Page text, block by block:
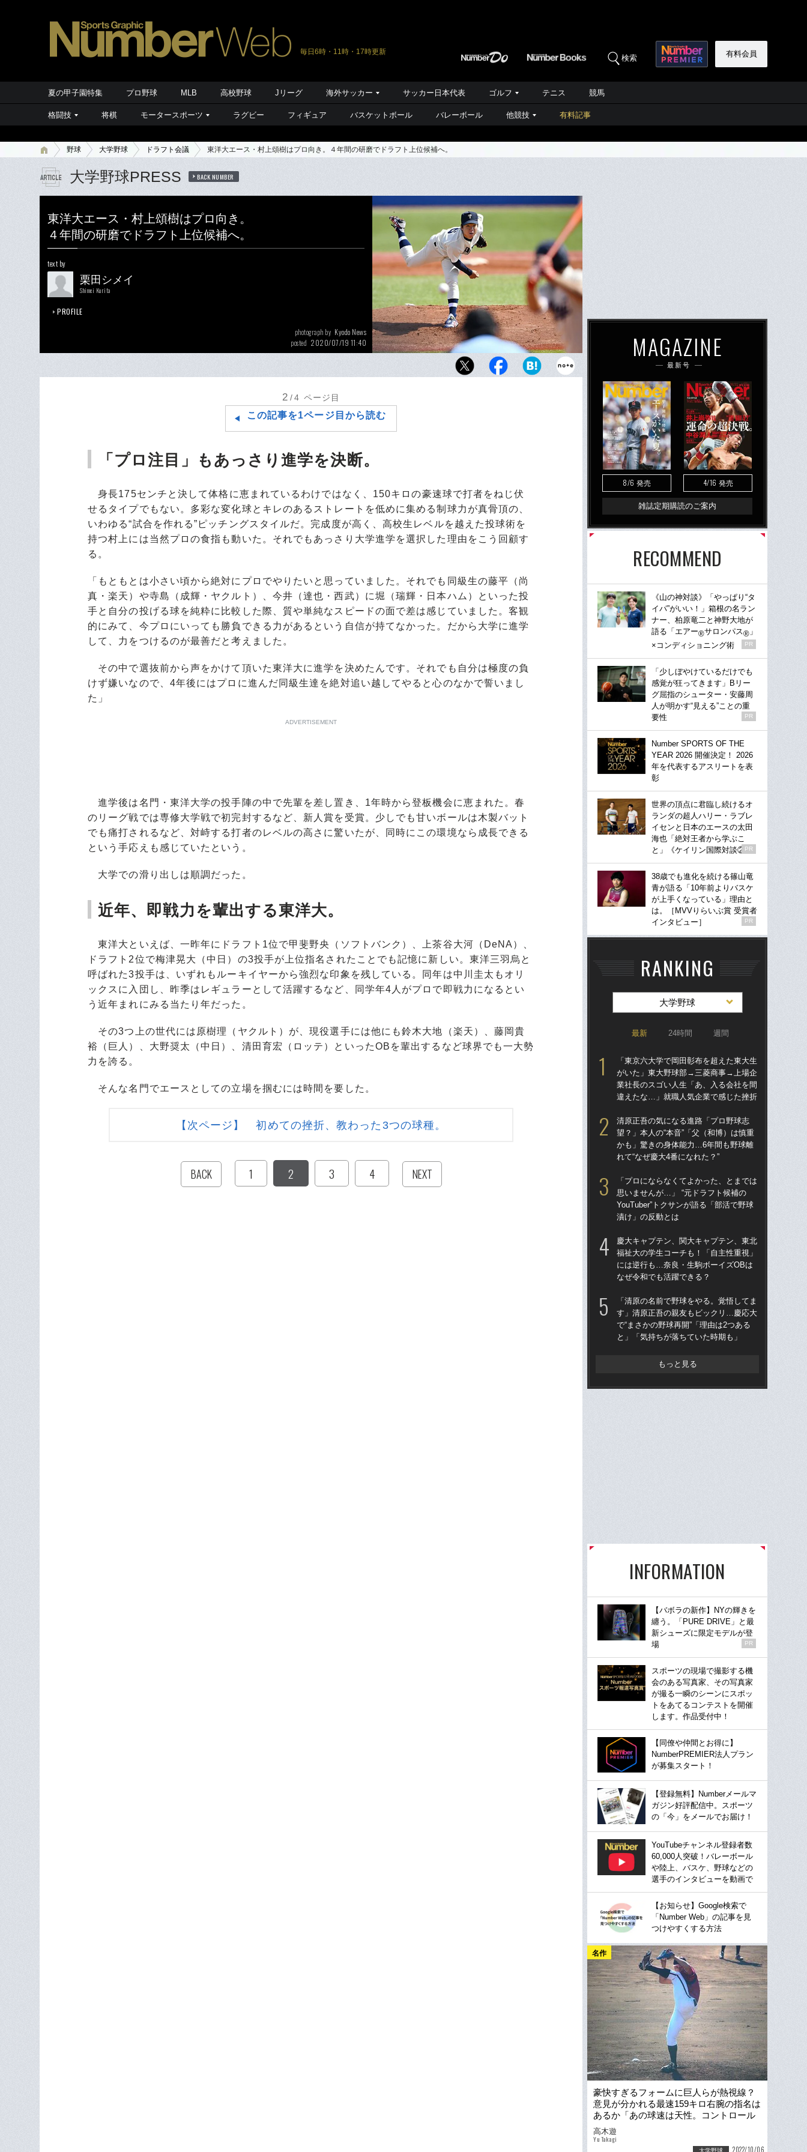
毎日6時・11時・17時更新
検索 有料会員
夏の甲子園特集 プロ野球 MLB 高校野球 Jリーグ 海外サッカー サッカー日本代表 ゴルフ テニス 競馬
格闘技 将棋 モータースポーツ ラグビー フィギュア バスケットボール バレーボール 他競技 有料記事
野球 大学野球 ドラフト会議 東洋大エース・村上頌樹はプロ向き。４年間の研磨でドラフト上位候補へ。
大学野球PRESS BACK NUMBER
東洋大エース・村上頌樹はプロ向き。
４年間の研磨でドラフト上位候補へ。
text by
栗田シメイ
Shimei Kurita
PROFILE
photograph by Kyodo News
posted 2020/07/19 11:40
2016年センバツを制した実績を持つ東洋大・村上頌樹。高
2 /4 ページ目
この記事を1ページ目から読む
「プロ注目」もあっさり進学を決断。
身長175センチと決して体格に恵まれているわけではなく、150キロの豪速球で打者をねじ伏
せるタイプでもない。多彩な変化球とキレのあるストレートを低めに集める制球力が真骨頂の、
いわゆる“試合を作れる”ピッチングスタイルだ。完成度が高く、高校生レベルを越えた投球術を
持つ村上には当然プロの食指も動いた。それでもあっさり大学進学を選択した理由をこう回顧す
る。
「もともとは小さい頃から絶対にプロでやりたいと思っていました。それでも同級生の藤平（尚
真・楽天）や寺島（成輝・ヤクルト）、今井（達也・西武）に堀（瑞輝・日本ハム）といった投
手と自分の投げる球を純粋に比較した際、質や単純なスピードの面で差は感じていました。客観
的にみて、今プロにいっても勝負できる力があるという自信が持てなかった。だから大学に進学
して、力をつけるのが最善だと考えました。
その中で選抜前から声をかけて頂いた東洋大に進学を決めたんです。それでも自分は極度の負
けず嫌いなので、4年後にはプロに進んだ同級生達を絶対追い越してやると心のなかで誓いまし
た」
ADVERTISEMENT
進学後は名門・東洋大学の投手陣の中で先輩を差し置き、1年時から登板機会に恵まれた。春
のリーグ戦では専修大学戦で初完封するなど、新人賞を受賞。少しでも甘いボールは木製バット
でも痛打されるなど、対峙する打者のレベルの高さに驚いたが、同時にこの環境なら成長できる
という手応えも感じていたという。
大学での滑り出しは順調だった。
近年、即戦力を輩出する東洋大。
東洋大といえば、一昨年にドラフト1位で甲斐野央（ソフトバンク）、上茶谷大河（DeNA）、
ドラフト2位で梅津晃大（中日）の3投手が上位指名されたことでも記憶に新しい。東洋三羽烏と
呼ばれた3投手は、いずれもルーキイヤーから強烈な印象を残している。同年は中川圭太もオリ
ックスに入団し、昨季はレギュラーとして活躍するなど、同学年4人がプロで即戦力になるとい
う近年まれにみる当たり年だった。
その3つ上の世代には原樹理（ヤクルト）が、現役選手には他にも鈴木大地（楽天）、藤岡貴
裕（巨人）、大野奨太（中日）、清田育宏（ロッテ）といったOBを輩出するなど球界でも一大勢
力を誇る。
そんな名門でエースとしての立場を掴むには時間を要した。
【次ページ】 初めての挫折、教わった3つの球種。
BACK 1 2 3 4 NEXT
MAGAZINE
最新号
8/6 発売 4/16 発売
雑誌定期購読のご案内
RECOMMEND
《山の神対談》「やっぱり“タ
イパ”がいい！」箱根の名ラン
ナー、柏原竜二と神野大地が
語る「エアー®サロンパス® 」
×コンディショニング術
PR
「少しぼやけているだけでも
感覚が狂ってきます」Bリー
グ屈指のシューター・安藤周
人が明かす“見える”ことの重
要性
PR
Number SPORTS OF THE
YEAR 2026 開催決定！ 2026
年を代表するアスリートを表
彰
世界の頂点に君臨し続けるオ
ランダの超人ハリー・ラブレ
イセンと日本のエースの太田
海也「絶対王者から学ぶこ
と」《ケイリン国際対談②》
PR
38歳でも進化を続ける篠山竜
青が語る「10年前よりバスケ
が上手くなっている」理由と
は。［MVVりらいぶ賞 受賞者
インタビュー］
PR
RANKING
大学野球
最新 24時間 週間
「東京六大学で岡田彰布を超えた東大生
がいた」東大野球部→三菱商事→上場企
業社長のスゴい人生「あ、入る会社を間
違えたな…」就職人気企業で感じた挫折
清原正吾の気になる進路「プロ野球志
望？」本人の“本音”「父（和博）は慎重
かも」驚きの身体能力…6年間も野球離
れて“なぜ慶大4番になれた？”
「プロにならなくてよかった、とまでは
思いませんが…」 “元ドラフト候補の
YouTuber”トクサンが語る「部活で野球
漬け」の反動とは
慶大キャプテン、関大キャプテン、東北
福祉大の学生コーチも！「自主性重視」
には逆行も…奈良・生駒ボーイズOBは
なぜ令和でも活躍できる？
「清原の名前で野球をやる。覚悟してま
す」清原正吾の親友もビックリ…慶応大
で“まさかの野球再開”「理由は2つある
と」「気持ちが落ちていた時期も」
もっと見る
INFORMATION
【バボラの新作】NYの輝きを
纏う。「PURE DRIVE」と最
新シューズに限定モデルが登
場
PR
スポーツの現場で撮影する機
会のある写真家、その写真家
が撮る一瞬のシーンにスポッ
トをあてるコンテストを開催
します。作品受付中！
【同僚や仲間とお得に】
NumberPREMIER法人プラン
が募集スタート！
【登録無料】Numberメールマ
ガジン好評配信中。スポーツ
の「今」をメールでお届け！
YouTubeチャンネル登録者数
60,000人突破！バレーボール
や陸上、バスケ、野球などの
選手のインタビューを動画で
【お知らせ】Google検索で
「Number Web」の記事を見
つけやすくする方法
名作
豪快すぎるフォームに巨人らが熱視線？
意見が分かれる最速159キロ右腕の指名は
あるか「あの球速は天性。コントロール
さえ直せれば」
高木遊
Yu Takagi
大学野球 2022/10/06